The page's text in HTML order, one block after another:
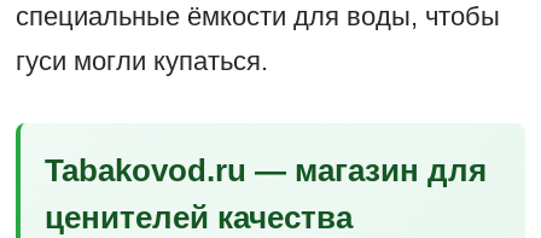
специальные ёмкости для воды, чтобы
гуси могли купаться.
Tabakovod.ru — магазин для
ценителей качества